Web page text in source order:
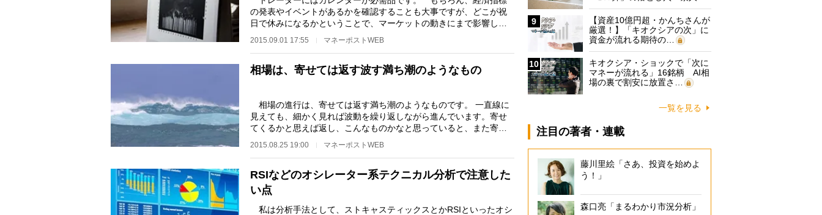
の発表やイベントがあるかを確認することも大事ですが、どこが祝
日で休みになるかということで、マーケットの動きにまで影響して
2015.09.01 17:55 マネーポストWEB
相場は、寄せては返す波す満ち潮のようなもの
相場の進行は、寄せては返す満ち潮のようなものです。 一直線に
見えても、細かく見れば波動を繰り返しながら進んでいます。寄せ
てくるかと思えば返し、こんなものかなと思っていると、また寄せ
2015.08.25 19:00 マネーポストWEB
RSIなどのオシレーター系テクニカル分析で注意した
い点
私は分析手法として、ストキャスティックスとかRSIといったオシ
に…
9
【資産10億円超・かんちさんが
厳選！】「キオクシアの次」に
資金が流れる期待の…
10
キオクシア・ショックで「次に
マネーが流れる」16銘柄 AI相
場の裏で割安に放置さ…
一覧を見る
注目の著者・連載
藤川里絵「さあ、投資を始めよ
う！」
森口亮「まるわかり市況分析」